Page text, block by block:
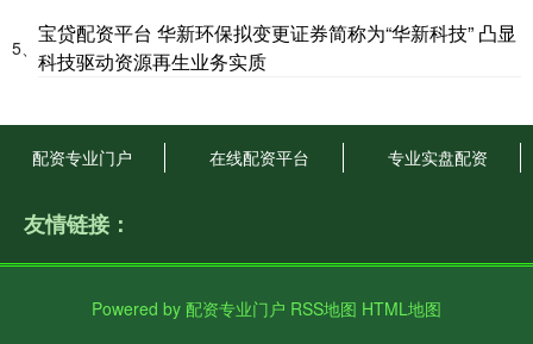
5、
宝贷配资平台 华新环保拟变更证券简称为“华新科技” 凸显
科技驱动资源再生业务实质
配资专业门户 在线配资平台 专业实盘配资
友情链接：
Powered by 配资专业门户 RSS地图 HTML地图